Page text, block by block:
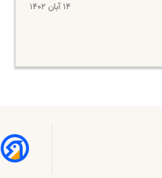
۱۴ آبان ۱۴۰۲